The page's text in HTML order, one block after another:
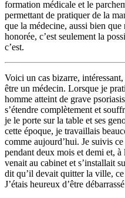
formation médicale et le
permettant de pratiquer de la
que la médecine, aussi bien
honorée, c’est seulement la
c’est.
Voici un cas bizarre,
être un médecin. Lorsque je
homme atteint de grave
s’étendre complètement et
je le porte sur la table et ses
cette époque, je travaillais
comme aujourd’hui. Je suivis
pendant deux mois et demi et,
venait au cabinet et s’installait
dit qu’il devait quitter la ville,
J’étais heureux d’être